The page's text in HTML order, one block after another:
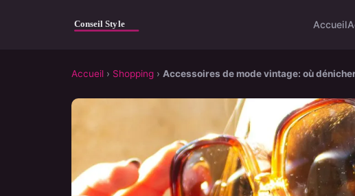
Accueil
Accueil › Shopping › Accessoires de mode vintage: où